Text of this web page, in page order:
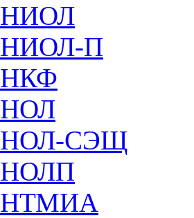
НИОЛ
НИОЛ-П
НКФ
НОЛ
НОЛ-СЭЩ
НОЛП
НТМИА